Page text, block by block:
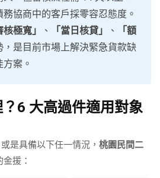
協商中的客戶採零容忍態度。
核極寬」 、 「當日核貸」 、
「額
，是目前市場上解決緊急貨款缺
案。
6 大高過件適用對象
是具備以下任一情況， 桃園民間二
援：